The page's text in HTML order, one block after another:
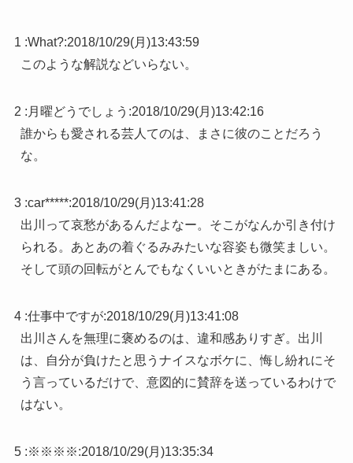
1 :What?:2018/10/29(月)13:43:59
このような解説などいらない。
2 : 月曜どうでしょう :2018/10/29(月)13:42:16
誰からも愛される芸人てのは、まさに彼のことだろう
な。
3 :car*****:2018/10/29(月)13:41:28
出川って哀愁があるんだよなー。そこがなんか引き付け
られる。あとあの着ぐるみみたいな容姿も微笑ましい。
そして頭の回転がとんでもなくいいときがたまにある。
4 :仕事中ですが:2018/10/29(月)13:41:08
出川さんを無理に褒めるのは、違和感ありすぎ。出川
は、自分が負けたと思うナイスなボケに、悔し紛れにそ
う言っているだけで、意図的に賛辞を送っているわけで
はない。
5 :※※※※:2018/10/29(月)13:35:34